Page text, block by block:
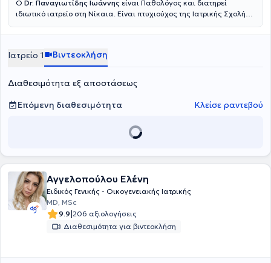
Ο Dr. Παναγιωτίδης Ιωάννης είναι Παθολόγος και διατηρεί
ιδιωτικό ιατρείο στη Νίκαια. Είναι πτυχιούχος της Ιατρικής Σχολής
ακολούθως ειδικεύθηκε στην Παθολογία στη θεραπευτική κλινική
"Αλεξάνδρα". Τέλος, ο γιατρός συνεργάζεται με τη Cosmoclinic και
στο ιδιωτικό του ιατρείο προσφέρει πλήθος υπηρεσιών,
εξατομικευμένες για τις ανάγκες εκάστοτε ασθενούς.
Ιατρείο 1 Βιντεοκλήση
Διαθεσιμότητα εξ αποστάσεως
Επόμενη διαθεσιμότητα
Κλείσε ραντεβού
Αγγελοπούλου Ελένη
Ειδικός Γενικής - Οικογενειακής Ιατρικής
MD, MSc
9.9|206 αξιολογήσεις
Διαθεσιμότητα για βιντεοκλήση